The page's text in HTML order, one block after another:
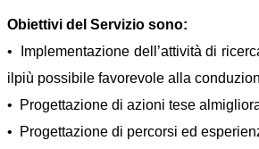
Obiettivi del Servizio sono:
• Implementazione dell’attività di
ilpiù possibile favorevole alla
• Progettazione di azioni tese
• Progettazione di percorsi ed